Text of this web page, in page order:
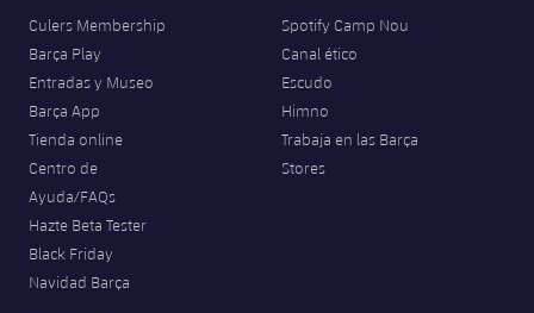
Culers Membership
Barça Play
Entradas y Museo
Barça App
Tienda online
Centro de
Ayuda/FAQs
Hazte Beta Tester
Black Friday
Navidad Barça
Spotify Camp Nou
Canal ético
Escudo
Himno
Trabaja en las Barça
Stores